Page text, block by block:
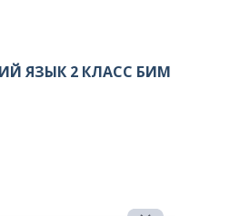
ЯЗЫК 2 КЛАСС БИМ